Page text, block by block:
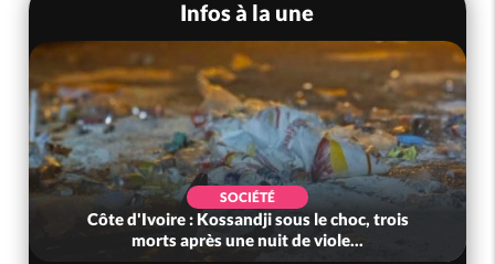
Infos à la une
SOCIÉTÉ
Côte d'Ivoire : Kossandji sous le choc, trois
morts après une nuit de viole...